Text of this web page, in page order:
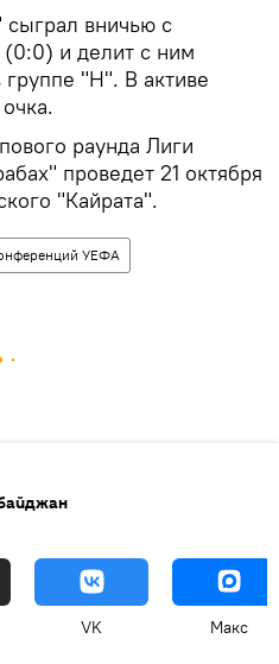
сыграл вничью с
и делит с ним
"Н". В активе
раунда Лиги
проведет 21 октября
"Кайрата".
УЕФА
VK Макс